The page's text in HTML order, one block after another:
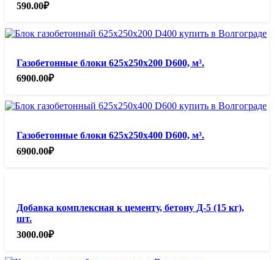
590.00₽
Газобетонные блоки 625х250х200 D600, м³.
6900.00₽
Газобетонные блоки 625х250х400 D600, м³.
6900.00₽
Добавка комплексная к цементу, бетону Д-5 (15 кг),
шт.
3000.00₽